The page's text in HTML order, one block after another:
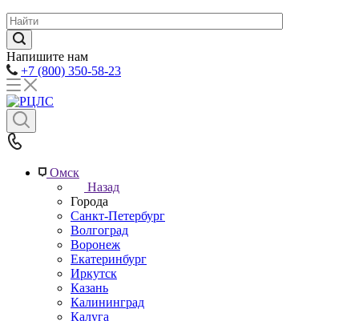
Напишите нам
+7 (800) 350-58-23
Омск
Назад
Города
Санкт-Петербург
Волгоград
Воронеж
Екатеринбург
Иркутск
Казань
Калининград
Калуга